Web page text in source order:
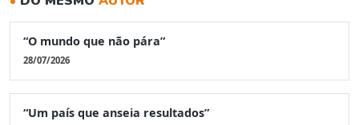
“O mundo que não pára”
28/07/2026
“Um país que anseia resultados”